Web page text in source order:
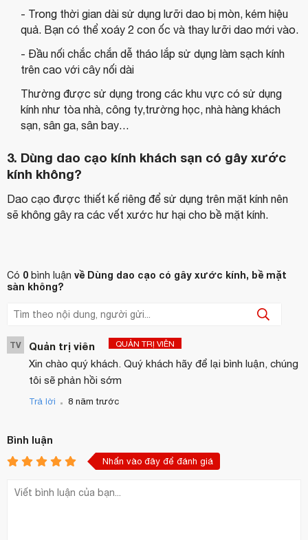
- Trong thời gian dài sử dụng lưỡi dao bị mòn, kém hiệu
quả. Bạn có thể xoáy 2 con ốc và thay lưỡi dao mới vào.
- Đầu nối chắc chắn dễ tháo lắp sử dụng làm sạch kính
trên cao với cây nối dài
Thường được sử dụng trong các khu vực có sử dụng
kính như tòa nhà, công ty,trường học, nhà hàng khách
sạn, sân ga, sân bay…
3. Dùng dao cạo kính khách sạn có gây xước
kính không?
Dao cạo được thiết kế riêng để sử dụng trên mặt kính nên
sẽ không gây ra các vết xước hư hại cho bề mặt kính.
Có 0 bình luận về Dùng dao cạo có gây xước kính, bề mặt
sàn không?
TV Quản trị viên QUẢN TRỊ VIÊN
Xin chào quý khách. Quý khách hãy để lại bình luận, chúng
tôi sẽ phản hồi sớm
Trả lời . 8 năm trước
Bình luận
Nhấn vào đây để đánh giá